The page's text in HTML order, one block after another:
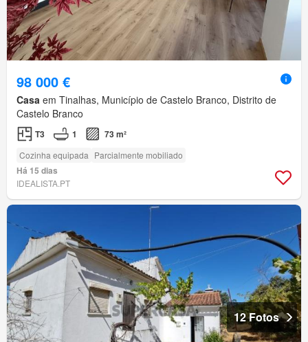
98 000 €
Casa em Tinalhas, Município de Castelo Branco, Distrito de
Castelo Branco
T3 1 73 m²
Cozinha equipada Parcialmente mobiliado
Há 15 dias
IDEALISTA.PT
12 Fotos